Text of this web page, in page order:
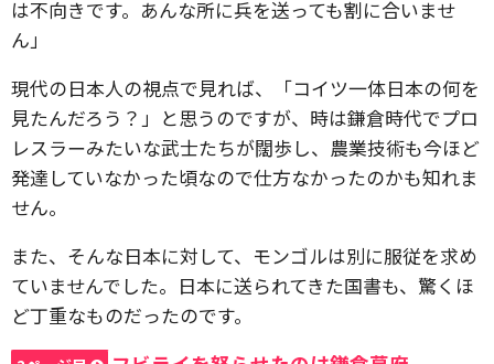
は不向きです。あんな所に兵を送っても割に合いませ
ん」
現代の日本人の視点で見れば、「コイツ一体日本の何を
見たんだろう？」と思うのですが、時は鎌倉時代でプロ
レスラーみたいな武士たちが闊歩し、農業技術も今ほど
発達していなかった頃なので仕方なかったのかも知れま
せん。
また、そんな日本に対して、モンゴルは別に服従を求め
ていませんでした。日本に送られてきた国書も、驚くほ
ど丁重なものだったのです。